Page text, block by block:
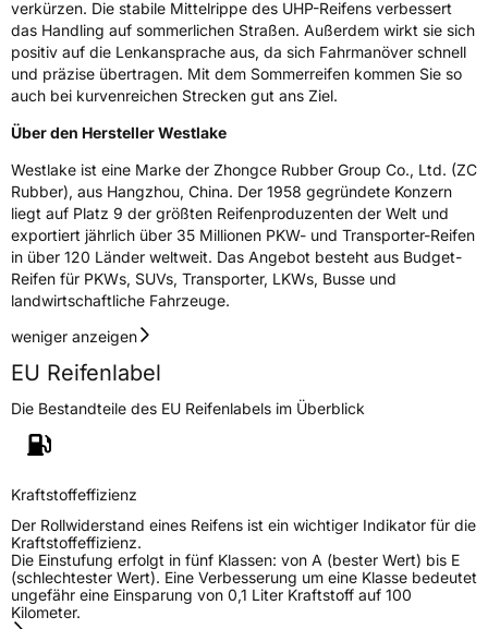
HerstellerkontaktZhongce Europe GmbH, Hollerithallee 17
30419 Hannover Nordrhein-Westfalen
Deutschland, leoliao@zc-rubber.com
verkürzen. Die stabile Mittelrippe des UHP-Reifens verbessert
das Handling auf sommerlichen Straßen. Außerdem wirkt sie sich
positiv auf die Lenkansprache aus, da sich Fahrmanöver schnell
und präzise übertragen. Mit dem Sommerreifen kommen Sie so
auch bei kurvenreichen Strecken gut ans Ziel.
Über den Hersteller Westlake
Westlake ist eine Marke der Zhongce Rubber Group Co., Ltd. (ZC
Rubber), aus Hangzhou, China. Der 1958 gegründete Konzern
liegt auf Platz 9 der größten Reifenproduzenten der Welt und
exportiert jährlich über 35 Millionen PKW- und Transporter-Reifen
in über 120 Länder weltweit. Das Angebot besteht aus Budget-
Reifen für PKWs, SUVs, Transporter, LKWs, Busse und
landwirtschaftliche Fahrzeuge.
weniger anzeigen
EU Reifenlabel
Die Bestandteile des EU Reifenlabels im Überblick
Kraftstoffeffizienz
Der Rollwiderstand eines Reifens ist ein wichtiger Indikator für die
Kraftstoffeffizienz.
Die Einstufung erfolgt in fünf Klassen: von A (bester Wert) bis E
(schlechtester Wert). Eine Verbesserung um eine Klasse bedeutet
ungefähr eine Einsparung von 0,1 Liter Kraftstoff auf 100
Kilometer.